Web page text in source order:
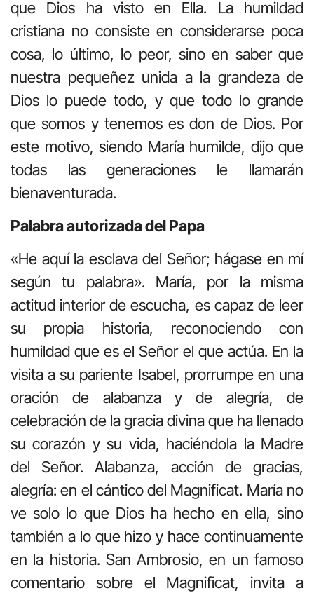
que Dios ha visto en Ella. La humildad
cristiana no consiste en considerarse poca
cosa, lo último, lo peor, sino en saber que
nuestra pequeñez unida a la grandeza de
Dios lo puede todo, y que todo lo grande
que somos y tenemos es don de Dios. Por
este motivo, siendo María humilde, dijo que
todas las generaciones le llamarán
bienaventurada.
Palabra autorizada del Papa
«He aquí la esclava del Señor; hágase en mí
según tu palabra». María, por la misma
actitud interior de escucha, es capaz de leer
su propia historia, reconociendo con
humildad que es el Señor el que actúa. En la
visita a su pariente Isabel, prorrumpe en una
oración de alabanza y de alegría, de
celebración de la gracia divina que ha llenado
su corazón y su vida, haciéndola la Madre
del Señor. Alabanza, acción de gracias,
alegría: en el cántico del Magnificat. María no
ve solo lo que Dios ha hecho en ella, sino
también a lo que hizo y hace continuamente
en la historia. San Ambrosio, en un famoso
comentario sobre el Magnificat, invita a